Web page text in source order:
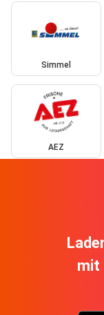
Simmel
AEZ
mit